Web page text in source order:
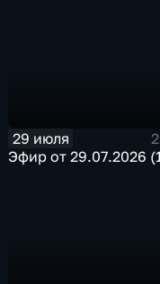
29 июля
Эфир от 29.07.2026